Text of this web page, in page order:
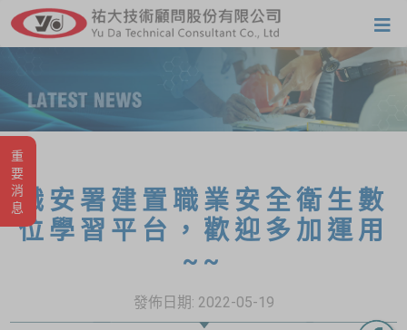
重要消息職安署建置職業安全衛生數
位學習平台，歡迎多加運用
~~
發佈日期: 2022-05-19